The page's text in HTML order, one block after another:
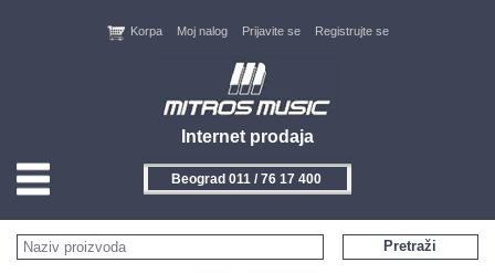
Internet prodaja
Korpa Moj nalog Prijavite se Registrujte se
Beograd 011 / 76 17 400
HOME
Pretraži